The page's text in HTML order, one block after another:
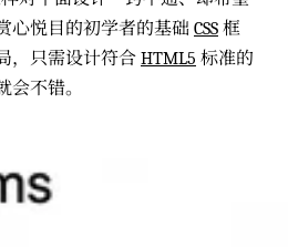
心悦目的初学者的基础 CSS 框
，只需设计符合 HTML5 标准的
会不错。